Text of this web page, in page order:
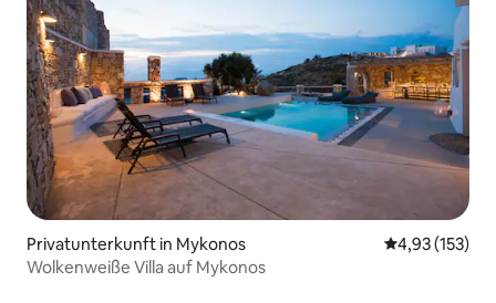
Privatunterkunft in Mykonos
4,93 (153)
Wolkenweiße Villa auf Mykonos